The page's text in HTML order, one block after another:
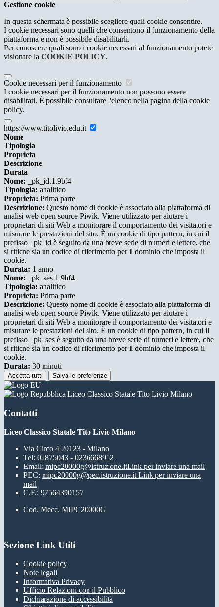
Gestione cookie
In questa schermata è possibile scegliere quali cookie consentire.
I cookie necessari sono quelli che consentono il funzionamento della
piattaforma e non è possibile disabilitarli.
Per conoscere quali sono i cookie necessari al funzionamento potete
visionare la COOKIE POLICY.
Cookie necessari per il funzionamento
I cookie necessari per il funzionamento non possono essere
disabilitati. È possibile consultare l'elenco nella pagina della cookie
policy.
https://www.titolivio.edu.it
Nome
Tipologia
Proprieta
Descrizione
Durata
Nome: _pk_id.1.9bf4
Tipologia: analitico
Proprieta: Prima parte
Descrizione: Questo nome di cookie è associato alla piattaforma di
analisi web open source Piwik. Viene utilizzato per aiutare i
proprietari di siti Web a monitorare il comportamento dei visitatori e
misurare le prestazioni del sito. È un cookie di tipo pattern, in cui il
prefisso _pk_id è seguito da una breve serie di numeri e lettere, che
si ritiene sia un codice di riferimento per il dominio che imposta il
cookie.
Durata: 1 anno
Nome: _pk_ses.1.9bf4
Tipologia: analitico
Proprieta: Prima parte
Descrizione: Questo nome di cookie è associato alla piattaforma di
analisi web open source Piwik. Viene utilizzato per aiutare i
proprietari di siti Web a monitorare il comportamento dei visitatori e
misurare le prestazioni del sito. È un cookie di tipo pattern, in cui il
prefisso _pk_ses è seguito da una breve serie di numeri e lettere, che
si ritiene sia un codice di riferimento per il dominio che imposta il
cookie.
Durata: 30 minuti
Accetta tutti Salva le preferenze
Liceo Classico Statale Tito Livio Milano
Contatti
Liceo Classico Statale Tito Livio Milano
Via Circo 4 20123 - Milano
Tel: 02875043 - 0236668952
Email: mipc20000g@istruzione.itLink per inviare una mail
PEC: mipc20000g@pec.istruzione.it Link per inviare una
mail
C.F.: 97564390157
Cod. Mecc. MIPC20000G
Sezione Link Utili
Cookie policy
Note legali
Informativa Privacy
Ufficio Relazioni con il Pubblico
Dichiarazione di accessibilità